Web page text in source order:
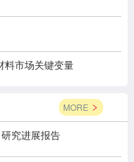
料市场关键变量
MORE
究进展报告